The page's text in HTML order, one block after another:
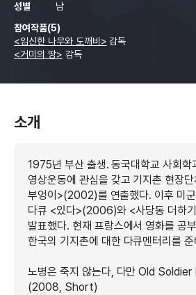
성별
남
참여작품(5)
<임신한 나무와 도깨비> 감독
<거미의 땅> 감독
소개
1975년 부산 출생. 동국대학교 사회학
영상운동에 관심을 갖고 기지촌 현장
부엉이>(2002)를 연출했다. 이후 미
다큐 <있다>(2006)와 <사당동 더하
발표했다. 현재 프랑스에서 영화를 공
한국의 기지촌에 대한 다큐멘터리를
노병은 죽지 않는다, 다만 Old
(2008, Short)